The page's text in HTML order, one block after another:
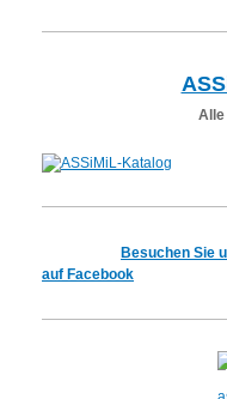
Alle
Besuchen Sie
auf Facebook